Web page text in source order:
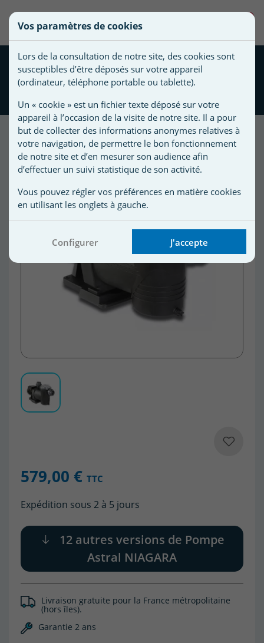
Pompe filtration Astral
NIAGARA 3 cv Mono 27
579,00 € TTC
Expédition sous 2 à 5 jours
12 autres versions de Pompe
Astral NIAGARA
Livraison gratuite pour la France métropolitaine
(hors îles).
Garantie 2 ans
Créer une nouvelle liste
une
liste
Nom de
d'envies
Vous
devez
être
connecté
pour
ajouter
des
produits
à
votre
liste
Vos paramètres de cookies
Lors de la consultation de notre site, des cookies sont
susceptibles d’être déposés sur votre appareil
(ordinateur, téléphone portable ou tablette).
Un « cookie » est un fichier texte déposé sur votre
appareil à l’occasion de la visite de notre site. Il a pour
but de collecter des informations anonymes relatives à
votre navigation, de permettre le bon fonctionnement
de notre site et d’en mesurer son audience afin
d’effectuer un suivi statistique de son activité.
Vous pouvez régler vos préférences en matière cookies
en utilisant les onglets à gauche.
Configurer J'accepte